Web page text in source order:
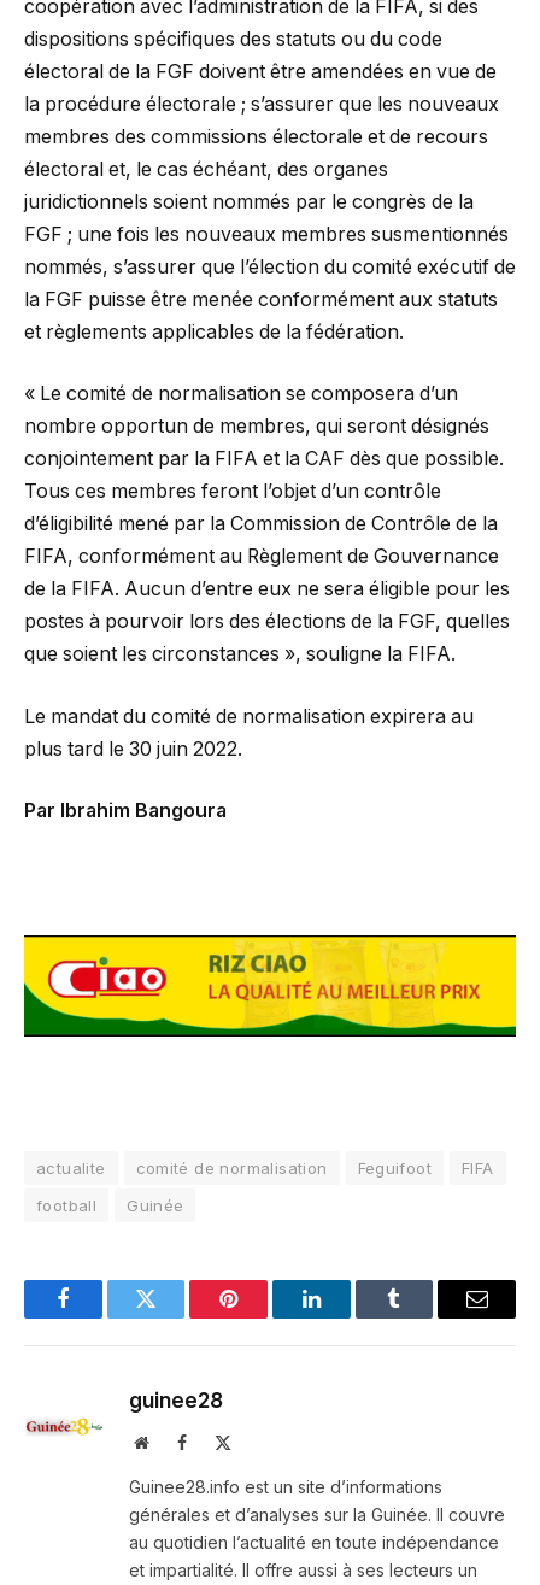
coopération avec l’administration de la FIFA, si des
dispositions spécifiques des statuts ou du code
électoral de la FGF doivent être amendées en vue de
la procédure électorale ; s’assurer que les nouveaux
membres des commissions électorale et de recours
électoral et, le cas échéant, des organes
juridictionnels soient nommés par le congrès de la
FGF ; une fois les nouveaux membres susmentionnés
nommés, s’assurer que l’élection du comité exécutif de
la FGF puisse être menée conformément aux statuts
et règlements applicables de la fédération.
« Le comité de normalisation se composera d’un
nombre opportun de membres, qui seront désignés
conjointement par la FIFA et la CAF dès que possible.
Tous ces membres feront l’objet d’un contrôle
d’éligibilité mené par la Commission de Contrôle de la
FIFA, conformément au Règlement de Gouvernance
de la FIFA. Aucun d’entre eux ne sera éligible pour les
postes à pourvoir lors des élections de la FGF, quelles
que soient les circonstances », souligne la FIFA.
Le mandat du comité de normalisation expirera au
plus tard le 30 juin 2022.
Par Ibrahim Bangoura
actualite comité de normalisation Feguifoot
FIFA
football
Guinée
FacebookTwitter Pinterest LinkedInTumblr Email
guinee28
WebsiteFacebook
Guinee28.info est un site d’informations
générales et d’analyses sur la Guinée. Il couvre
au quotidien l’actualité en toute indépendance
et impartialité. Il offre aussi à ses lecteurs un